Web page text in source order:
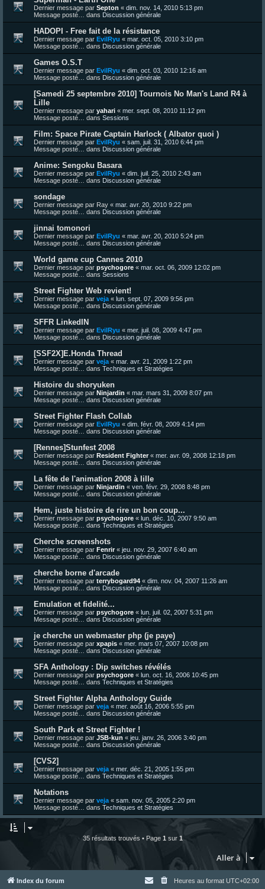
Dernier message par Septon « dim. nov. 14, 2010 5:13 pm
Message posté… dans Discussion générale
HADOPI - Free fait de la résistance
Dernier message par EvilRyu « mar. oct. 05, 2010 3:10 pm
Message posté… dans Discussion générale
Games O.S.T
Dernier message par EvilRyu « dim. oct. 03, 2010 12:16 am
Message posté… dans Discussion générale
[Samedi 25 septembre 2010] Tournois No Man's Land R4 à
Lille
Dernier message par yahari « mer. sept. 08, 2010 11:12 pm
Message posté… dans Sessions
Film: Space Pirate Captain Harlock ( Albator quoi )
Dernier message par EvilRyu « sam. juil. 31, 2010 6:44 pm
Message posté… dans Discussion générale
Anime: Sengoku Basara
Dernier message par EvilRyu « dim. juil. 25, 2010 2:43 am
Message posté… dans Discussion générale
sondage
Dernier message par Ray « mar. avr. 20, 2010 9:22 pm
Message posté… dans Discussion générale
jinnai tomonori
Dernier message par EvilRyu « mar. avr. 20, 2010 5:24 pm
Message posté… dans Discussion générale
World game cup Cannes 2010
Dernier message par psychogore « mar. oct. 06, 2009 12:02 pm
Message posté… dans Sessions
Street Fighter Web revient!
Dernier message par veja « lun. sept. 07, 2009 9:56 pm
Message posté… dans Discussion générale
SFFR LinkedIN
Dernier message par EvilRyu « mer. juil. 08, 2009 4:47 pm
Message posté… dans Discussion générale
[SSF2X]E.Honda Thread
Dernier message par veja « mar. avr. 21, 2009 1:22 pm
Message posté… dans Techniques et Stratégies
Histoire du shoryuken
Dernier message par Ninjardin « mar. mars 31, 2009 8:07 pm
Message posté… dans Discussion générale
Street Fighter Flash Collab
Dernier message par EvilRyu « dim. févr. 08, 2009 4:14 pm
Message posté… dans Discussion générale
[Rennes]Stunfest 2008
Dernier message par Resident Fighter« mer. avr. 09, 2008 12:18 pm
Message posté… dans Discussion générale
La fête de l'animation 2008 à lille
Dernier message par Ninjardin « ven. févr. 29, 2008 8:48 pm
Message posté… dans Discussion générale
Hem, juste histoire de rire un bon coup...
Dernier message par psychogore « lun. déc. 10, 2007 9:50 am
Message posté… dans Techniques et Stratégies
Cherche screenshots
Dernier message par Fenrir« jeu. nov. 29, 2007 6:40 am
Message posté… dans Discussion générale
cherche borne d'arcade
Dernier message par terrybogard94 « dim. nov. 04, 2007 11:26 am
Message posté… dans Discussion générale
Emulation et fidelité...
Dernier message par psychogore « lun. juil. 02, 2007 5:31 pm
Message posté… dans Discussion générale
je cherche un webmaster php (je paye)
Dernier message par xpapis « mer. mars 07, 2007 10:08 pm
Message posté… dans Discussion générale
SFA Anthology : Dip switches révélés
Dernier message par psychogore « lun. oct. 16, 2006 10:45 pm
Message posté… dans Techniques et Stratégies
Street Fighter Alpha Anthology Guide
Dernier message par veja « mer. août 16, 2006 5:55 pm
Message posté… dans Discussion générale
South Park et Street Fighter !
Dernier message par JSB-kun « jeu. janv. 26, 2006 3:40 pm
Message posté… dans Discussion générale
[CVS2]
Dernier message par veja « mer. déc. 21, 2005 1:55 pm
Message posté… dans Techniques et Stratégies
Notations
Dernier message par veja « sam. nov. 05, 2005 2:20 pm
Message posté… dans Techniques et Stratégies
35 résultats trouvés • Page 1 sur 1
Aller à
Index du forum Heures au format UTC+02:00